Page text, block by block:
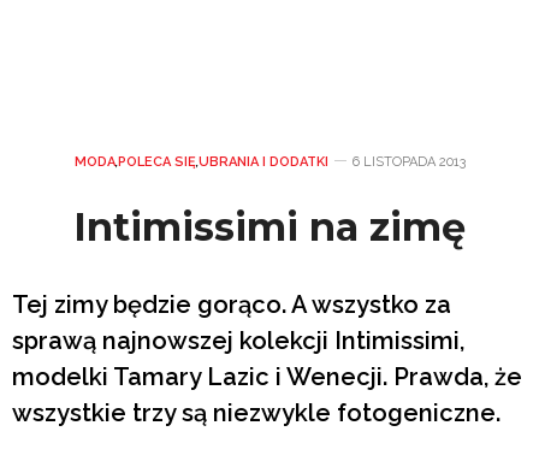
MODA,POLECA SIĘ,UBRANIA I DODATKI 6 LISTOPADA 2013
Intimissimi na zimę
Tej zimy będzie gorąco. A wszystko za
sprawą najnowszej kolekcji Intimissimi,
modelki Tamary Lazic i Wenecji. Prawda, że
wszystkie trzy są niezwykle fotogeniczne.